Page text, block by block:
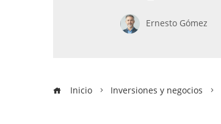
Ernesto Gómez
Inicio Inversiones y negocios